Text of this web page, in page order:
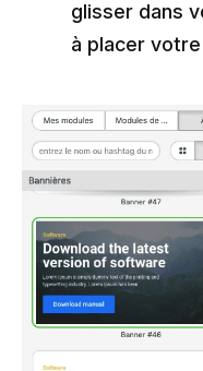
glisser dans
à placer